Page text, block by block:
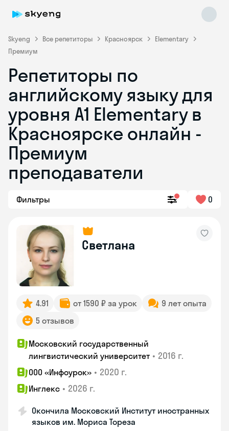
Skyeng Все репетиторы Красноярск
Elementary
Премиум
Репетиторы по
английскому языку для
уровня A1 Elementary в
Красноярске онлайн -
Премиум
преподаватели
Фильтры 0
Светлана
4.91 от 1590 ₽ за урок
9 лет опыта
5 отзывов
Московский государственный
лингвистический университет • 2016 г.
ООО «Инфоурок» • 2020 г.
Инглекс • 2026 г.
Окончила Московский Институт иностранных
языков им. Мориса Тореза
Skyeng Chat